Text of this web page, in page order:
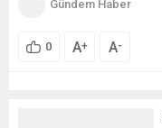
Gündem Haber
0 A+ A-